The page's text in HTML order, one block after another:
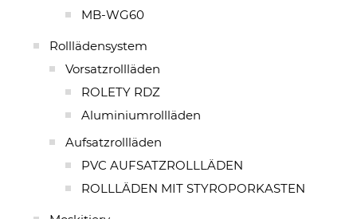
MB-WG60
Rolllädensystem
Vorsatzrollläden
ROLETY RDZ
Aluminiumrollläden
Aufsatzrollläden
PVC AUFSATZROLLLÄDEN
ROLLLÄDEN MIT STYROPORKASTEN